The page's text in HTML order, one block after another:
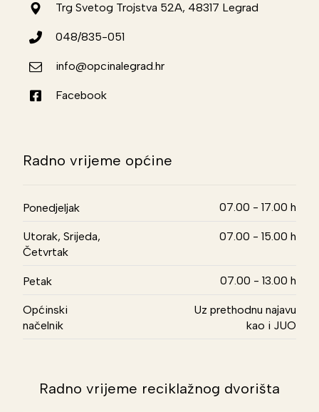
Trg Svetog Trojstva 52A, 48317 Legrad
048/835-051
info@opcinalegrad.hr
Facebook
Radno vrijeme općine
Ponedjeljak 07.00 - 17.00 h
Utorak, Srijeda,
Četvrtak
07.00 - 15.00 h
Petak 07.00 - 13.00 h
Općinski
načelnik
Uz prethodnu najavu
kao i JUO
Radno vrijeme reciklažnog dvorišta